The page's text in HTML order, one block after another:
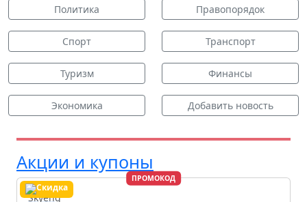
Политика Правопорядок
Спорт Транспорт
Туризм Финансы
Экономика Добавить новость
Акции и купоны
ПРОМОКОД
Skyeng